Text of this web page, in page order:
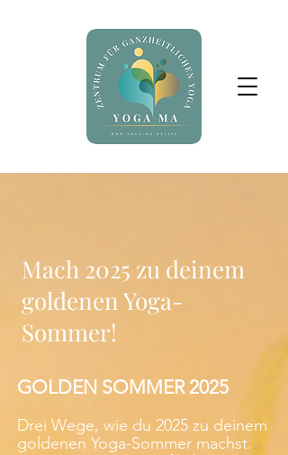
Mach 2025 zu deinem
goldenen Yoga-
Sommer!
GOLDEN SOMMER 2025
Drei Wege, wie du 2025 zu deinem
goldenen Yoga-Sommer machst.